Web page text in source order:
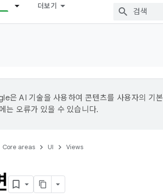
더보기
은 AI 기술을 사용하여 콘텐츠를 사용자의 기본
는 오류가 있을 수 있습니다.
Core areas UI Views